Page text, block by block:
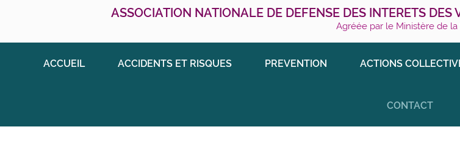
ASSOCIATION NATIONALE DE DEFENSE DES INTERETS
Agréée par le Ministère de la
ACCUEIL ACCIDENTS ET RISQUES PREVENTION ACTIONS
CONTACT